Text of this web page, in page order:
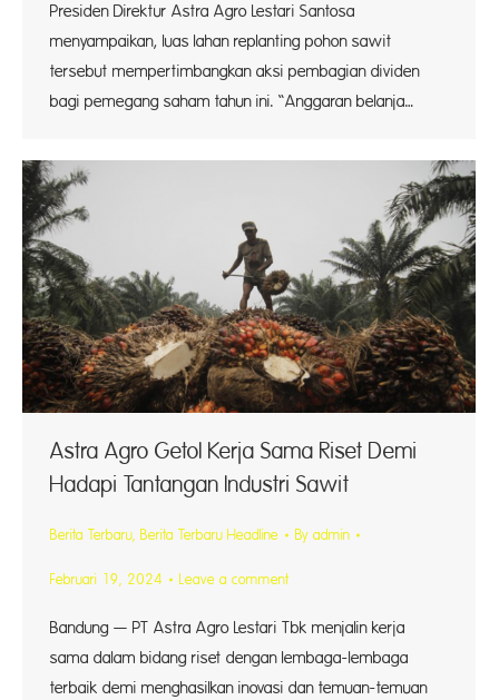
Presiden Direktur Astra Agro Lestari Santosa
menyampaikan, luas lahan replanting pohon sawit
tersebut mempertimbangkan aksi pembagian dividen
bagi pemegang saham tahun ini. “Anggaran belanja…
Astra Agro Getol Kerja Sama Riset Demi
Hadapi Tantangan Industri Sawit
Berita Terbaru, Berita Terbaru Headline By admin
Februari 19, 2024 Leave a comment
Bandung — PT Astra Agro Lestari Tbk menjalin kerja
sama dalam bidang riset dengan lembaga-lembaga
terbaik demi menghasilkan inovasi dan temuan-temuan